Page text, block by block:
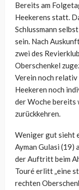
Bereits am
Heekerens statt.
Schlussmann
sein. Nach
zwei des
Oberschenkel
Verein noch
Heekeren noch
der Woche bereits
zurückkehren.
Weniger gut sieht
Ayman Gulasi (19)
der Auftritt beim
Touré erlitt „eine
rechten